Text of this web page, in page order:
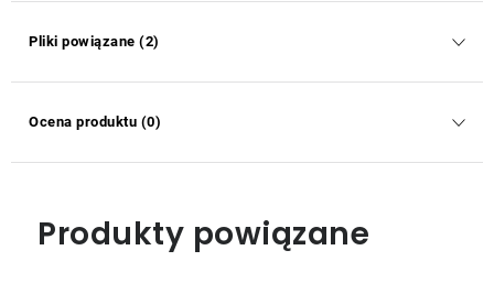
Pliki powiązane (2)
Ocena produktu (0)
Produkty powiązane